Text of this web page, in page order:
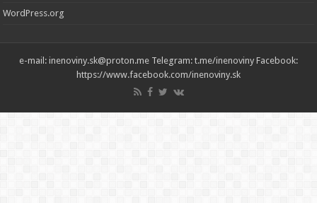
WordPress.org
e-mail: inenoviny.sk@proton.me Telegram: t.me/inenoviny Facebook:
https://www.facebook.com/inenoviny.sk